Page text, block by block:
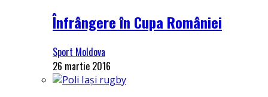
Înfrângere în Cupa României
Sport Moldova
26 martie 2016